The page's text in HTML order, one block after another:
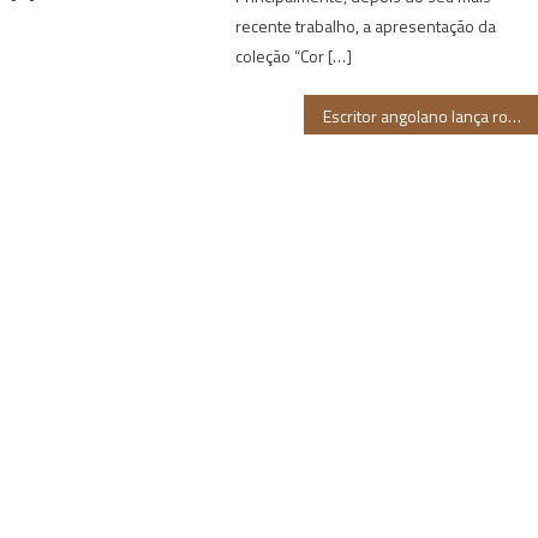
recente trabalho, a apresentação da
coleção “Cor […]
Escritor angolano lança romance em três cidades brasileiras